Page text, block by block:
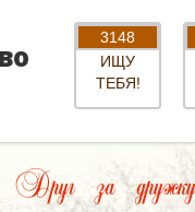
3148
ИЩУ
ТЕБЯ!
Друг за